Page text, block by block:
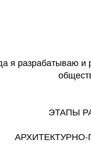
я разрабатываю
ЭТАПЫ